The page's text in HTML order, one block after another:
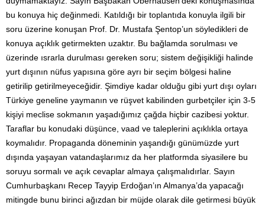
bu konuya hiç değinmedi. Katıldığı bir toplantıda konuyla ilgili bir
soru üzerine konuşan Prof. Dr. Mustafa Şentop’un söyledikleri de
konuya açıklık getirmekten uzaktır. Bu bağlamda sorulması ve
üzerinde ısrarla durulması gereken soru; sistem değişikliği halinde
yurt dışının nüfus yapısına göre ayrı bir seçim bölgesi haline
getirilip getirilmeyeceğidir. Şimdiye kadar olduğu gibi yurt dışı oyları
Türkiye geneline yaymanın ve rüşvet kabilinden gurbetçiler için 3-5
kişiyi meclise sokmanın yaşadığımız çağda hiçbir cazibesi yoktur.
Taraflar bu konudaki düşünce, vaad ve taleplerini açıklıkla ortaya
koymalıdır. Propaganda döneminin yaşandığı günümüzde yurt
dışında yaşayan vatandaşlarımız da her platformda siyasilere bu
soruyu sormalı ve açık cevaplar almaya çalışmalıdırlar. Sayın
Cumhurbaşkanı Recep Tayyip Erdoğan’ın Almanya’da yapacağı
mitingde bunu birinci ağızdan bir müjde olarak dile getirmesi büyük